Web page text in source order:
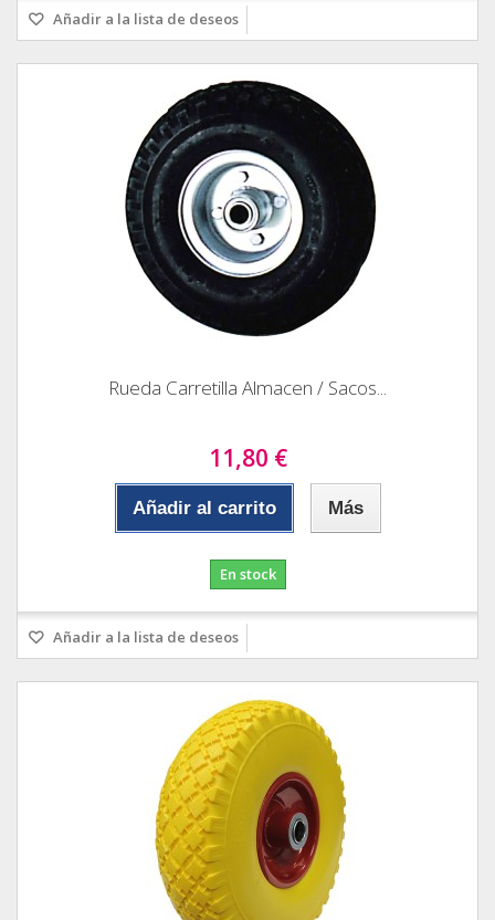
Añadir a la lista de deseos
Rueda Carretilla Almacen / Sacos...
11,80 €
Añadir al carrito Más
En stock
Añadir a la lista de deseos